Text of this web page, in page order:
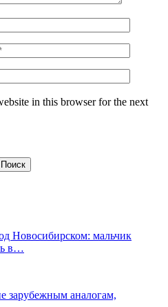
in this browser for the next
Новосибирском: мальчик
в…
зарубежным аналогам,